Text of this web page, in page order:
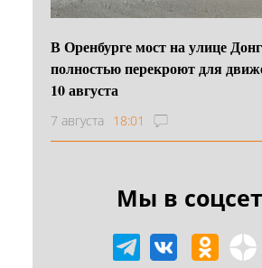
В Оренбурге мост на улице
полностью перекроют для
10 августа
7 августа 18:01
Мы в